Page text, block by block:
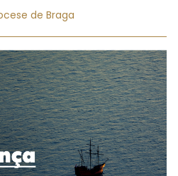
de Braga